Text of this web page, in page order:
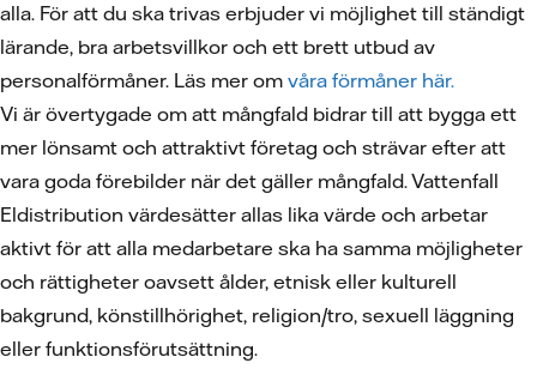
alla. För att du ska trivas erbjuder vi möjlighet till ständigt
lärande, bra arbetsvillkor och ett brett utbud av
personalförmåner. Läs mer om våra förmåner här.
Vi är övertygade om att mångfald bidrar till att bygga ett
mer lönsamt och attraktivt företag och strävar efter att
vara goda förebilder när det gäller mångfald. Vattenfall
Eldistribution värdesätter allas lika värde och arbetar
aktivt för att alla medarbetare ska ha samma möjligheter
och rättigheter oavsett ålder, etnisk eller kulturell
bakgrund, könstillhörighet, religion/tro, sexuell läggning
eller funktionsförutsättning.